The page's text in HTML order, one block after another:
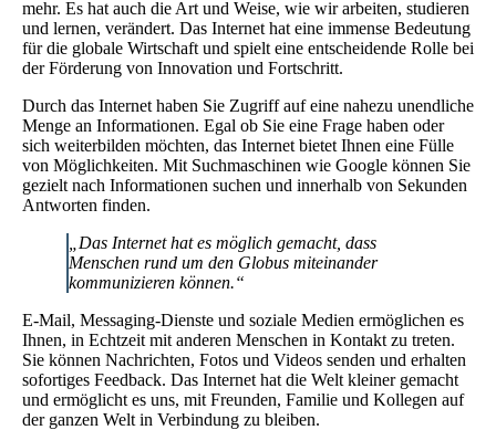
mehr. Es hat auch die Art und Weise, wie wir arbeiten, studieren
und lernen, verändert. Das Internet hat eine immense Bedeutung
für die globale Wirtschaft und spielt eine entscheidende Rolle bei
der Förderung von Innovation und Fortschritt.
Durch das Internet haben Sie Zugriff auf eine nahezu unendliche
Menge an Informationen. Egal ob Sie eine Frage haben oder
sich weiterbilden möchten, das Internet bietet Ihnen eine Fülle
von Möglichkeiten. Mit Suchmaschinen wie Google können Sie
gezielt nach Informationen suchen und innerhalb von Sekunden
Antworten finden.
„Das Internet hat es möglich gemacht, dass
Menschen rund um den Globus miteinander
kommunizieren können.“
E-Mail, Messaging-Dienste und soziale Medien ermöglichen es
Ihnen, in Echtzeit mit anderen Menschen in Kontakt zu treten.
Sie können Nachrichten, Fotos und Videos senden und erhalten
sofortiges Feedback. Das Internet hat die Welt kleiner gemacht
und ermöglicht es uns, mit Freunden, Familie und Kollegen auf
der ganzen Welt in Verbindung zu bleiben.